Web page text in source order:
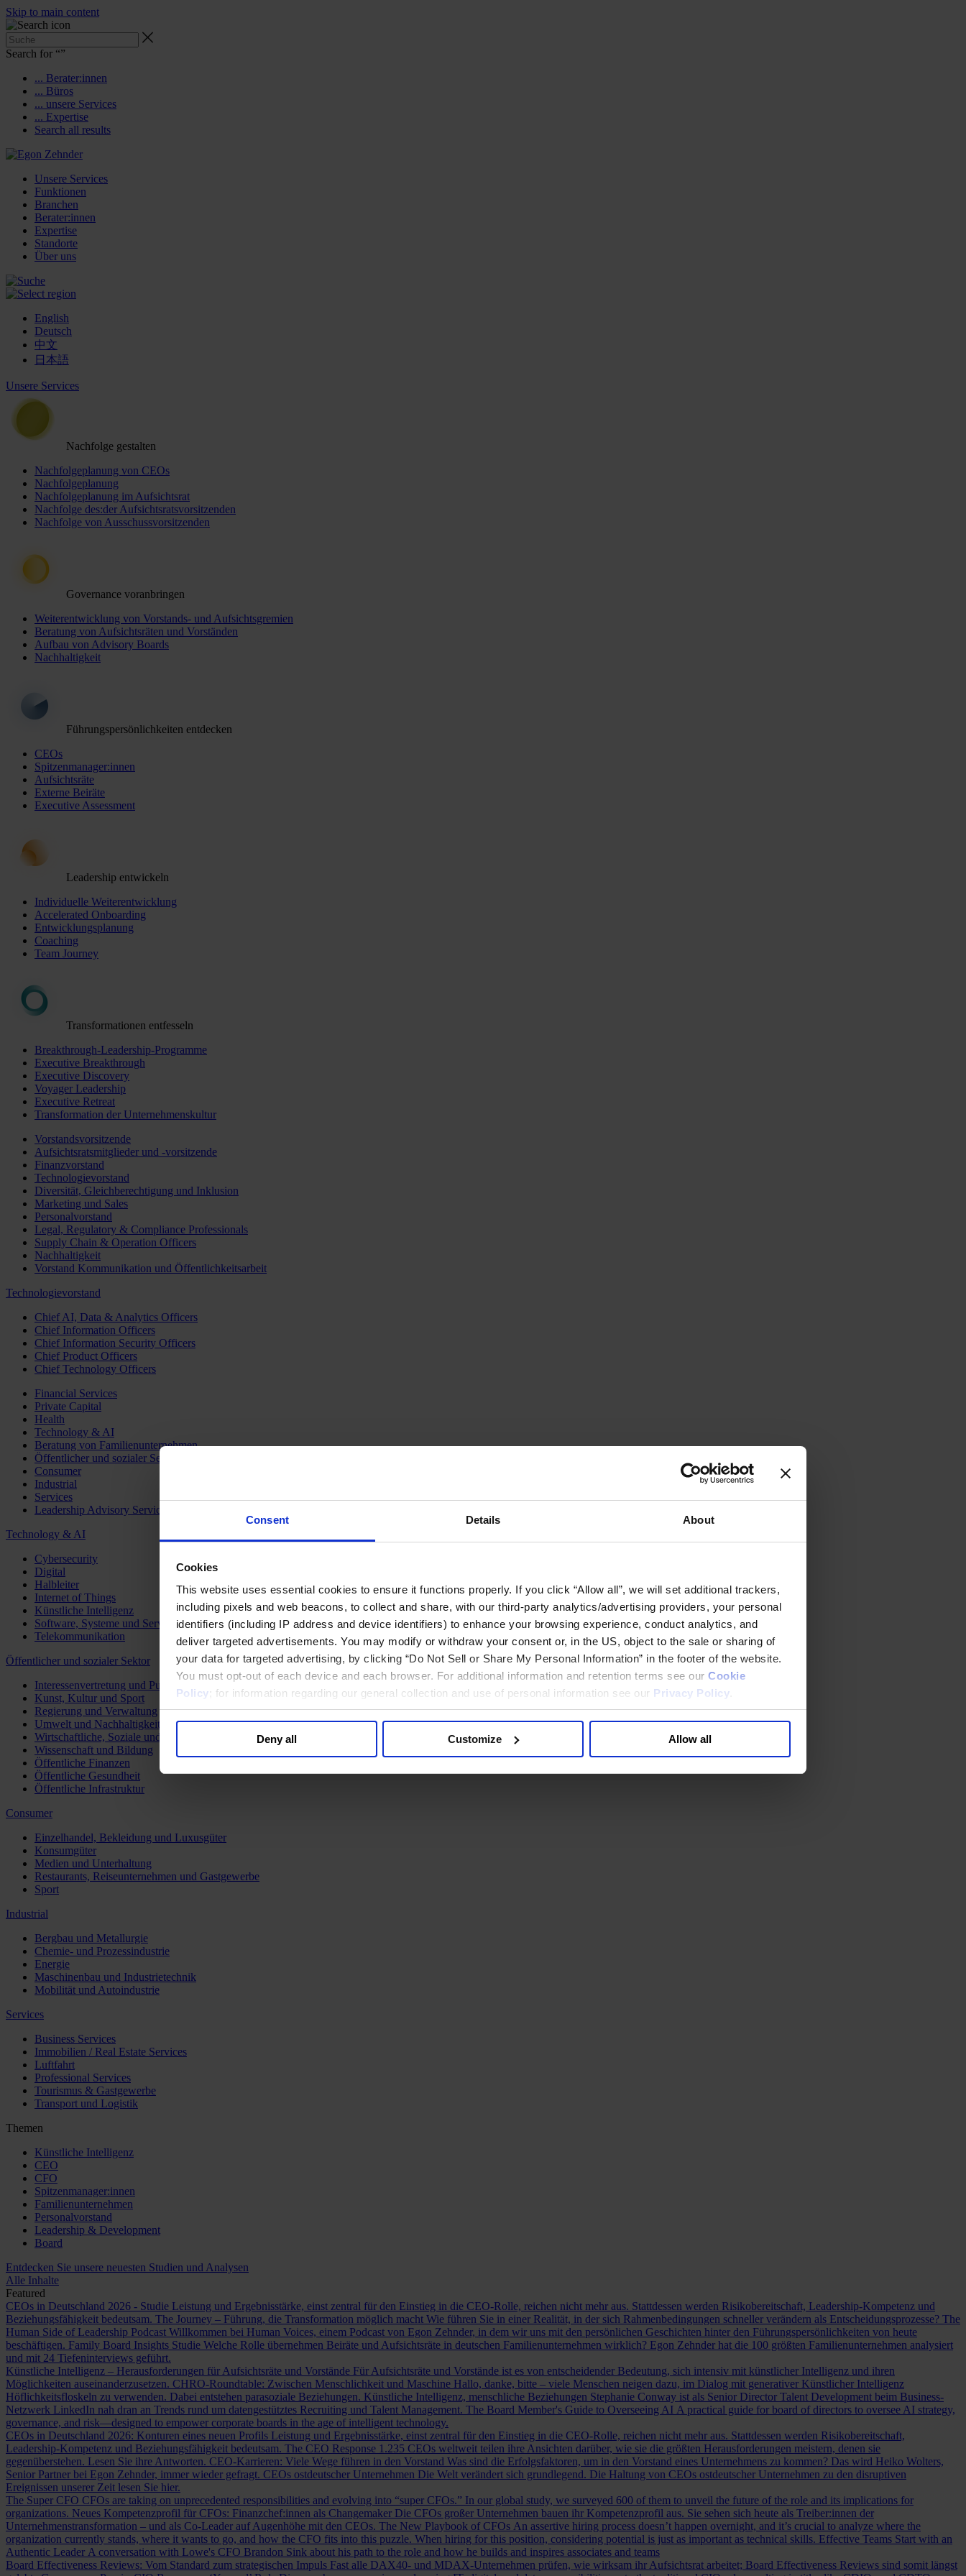
Consent Details About
Cookies
This website uses essential cookies to ensure it functions properly. If you click “Allow all”, we will set additional trackers,
including pixels and web beacons, to collect and share, with our third-party analytics/advertising providers, your personal
identifiers (including IP address and device identifiers) to enhance your browsing experience, conduct analytics, and
deliver targeted advertisements. You may modify or withdraw your consent or, in the US, object to the sale or sharing of
your data for targeted advertising, by clicking “Do Not Sell or Share My Personal Information” in the footer of the website.
You must opt-out of each device and each browser. For additional information and retention terms see our Cookie
Policy; for information regarding our general collection and use of personal information see our Privacy Policy
Deny all Customize Allow all
Skip to main content
Search for “”
... Berater:innen
... Büros
... unsere Services
... Expertise
Search all results
Unsere Services
Funktionen
Branchen
Berater:innen
Expertise
Standorte
Über uns
English
Deutsch
中文
日本語
Unsere Services
Nachfolge gestalten
Nachfolgeplanung von CEOs
Nachfolgeplanung
Nachfolgeplanung im Aufsichtsrat
Nachfolge des:der Aufsichtsratsvorsitzenden
Nachfolge von Ausschussvorsitzenden
Governance voranbringen
Weiterentwicklung von Vorstands- und Aufsichtsgremien
Beratung von Aufsichtsräten und Vorständen
Aufbau von Advisory Boards
Nachhaltigkeit
Führungspersönlichkeiten entdecken
CEOs
Spitzenmanager:innen
Aufsichtsräte
Externe Beiräte
Executive Assessment
Leadership entwickeln
Individuelle Weiterentwicklung
Accelerated Onboarding
Entwicklungsplanung
Coaching
Team Journey
Transformationen entfesseln
Breakthrough-Leadership-Programme
Executive Breakthrough
Executive Discovery
Voyager Leadership
Executive Retreat
Transformation der Unternehmenskultur
Vorstandsvorsitzende
Aufsichtsratsmitglieder und -vorsitzende
Finanzvorstand
Technologievorstand
Diversität, Gleichberechtigung und Inklusion
Marketing und Sales
Personalvorstand
Legal, Regulatory & Compliance Professionals
Supply Chain & Operation Officers
Nachhaltigkeit
Vorstand Kommunikation und Öffentlichkeitsarbeit
Technologievorstand
Chief AI, Data & Analytics Officers
Chief Information Officers
Chief Information Security Officers
Chief Product Officers
Chief Technology Officers
Financial Services
Private Capital
Health
Technology & AI
Beratung von Familienunternehmen
Öffentlicher und sozialer Sektor
Consumer
Industrial
Services
Leadership Advisory Services
Technology & AI
Cybersecurity
Digital
Halbleiter
Internet of Things
Künstliche Intelligenz
Software, Systeme und Services
Telekommunikation
Öffentlicher und sozialer Sektor
Interessenvertretung und Public Affairs
Kunst, Kultur und Sport
Regierung und Verwaltung
Umwelt und Nachhaltigkeit
Wirtschaftliche, Soziale und Humanitäre Entwicklung
Wissenschaft und Bildung
Öffentliche Finanzen
Öffentliche Gesundheit
Öffentliche Infrastruktur
Consumer
Einzelhandel, Bekleidung und Luxusgüter
Konsumgüter
Medien und Unterhaltung
Restaurants, Reiseunternehmen und Gastgewerbe
Sport
Industrial
Bergbau und Metallurgie
Chemie- und Prozessindustrie
Energie
Maschinenbau und Industrietechnik
Mobilität und Autoindustrie
Services
Business Services
Immobilien / Real Estate Services
Luftfahrt
Professional Services
Tourismus & Gastgewerbe
Transport und Logistik
Themen
Künstliche Intelligenz
CEO
CFO
Spitzenmanager:innen
Familienunternehmen
Personalvorstand
Leadership & Development
Board
Entdecken Sie unsere neuesten Studien und Analysen
Alle Inhalte
Featured
CEOs in Deutschland 2026 - Studie Leistung und Ergebnisstärke, einst zentral für den Einstieg in die CEO-Rolle, reichen nicht mehr aus. Stattdessen werden Risikobereitschaft, Leadership-Kompetenz und
Beziehungsfähigkeit bedeutsam. The Journey – Führung, die Transformation möglich macht Wie führen Sie in einer Realität, in der sich Rahmenbedingungen schneller verändern als Entscheidungsprozesse? The
Human Side of Leadership Podcast Willkommen bei Human Voices, einem Podcast von Egon Zehnder, in dem wir uns mit den persönlichen Geschichten hinter den Führungspersönlichkeiten von heute
beschäftigen. Family Board Insights Studie Welche Rolle übernehmen Beiräte und Aufsichtsräte in deutschen Familienunternehmen wirklich? Egon Zehnder hat die 100 größten Familienunternehmen analysiert
und mit 24 Tiefeninterviews geführt.
Künstliche Intelligenz – Herausforderungen für Aufsichtsräte und Vorstände Für Aufsichtsräte und Vorstände ist es von entscheidender Bedeutung, sich intensiv mit künstlicher Intelligenz und ihren
Möglichkeiten auseinanderzusetzen. CHRO-Roundtable: Zwischen Menschlichkeit und Maschine Hallo, danke, bitte – viele Menschen neigen dazu, im Dialog mit generativer Künstlicher Intelligenz
Höflichkeitsfloskeln zu verwenden. Dabei entstehen parasoziale Beziehungen. Künstliche Intelligenz, menschliche Beziehungen Stephanie Conway ist als Senior Director Talent Development beim Business-
Netzwerk LinkedIn nah dran an Trends rund um datengestütztes Recruiting und Talent Management. The Board Member's Guide to Overseeing AI A practical guide for board of directors to oversee AI strategy,
governance, and risk—designed to empower corporate boards in the age of intelligent technology.
CEOs in Deutschland 2026: Konturen eines neuen Profils Leistung und Ergebnisstärke, einst zentral für den Einstieg in die CEO-Rolle, reichen nicht mehr aus. Stattdessen werden Risikobereitschaft,
Leadership-Kompetenz und Beziehungsfähigkeit bedeutsam. The CEO Response 1.235 CEOs weltweit teilen ihre Ansichten darüber, wie sie die größten Herausforderungen meistern, denen sie
gegenüberstehen. Lesen Sie ihre Antworten. CEO-Karrieren: Viele Wege führen in den Vorstand Was sind die Erfolgsfaktoren, um in den Vorstand eines Unternehmens zu kommen? Das wird Heiko Wolters,
Senior Partner bei Egon Zehnder, immer wieder gefragt. CEOs ostdeutscher Unternehmen Die Welt verändert sich grundlegend. Die Haltung von CEOs ostdeutscher Unternehmen zu den disruptiven
Ereignissen unserer Zeit lesen Sie hier.
The Super CFO CFOs are taking on unprecedented responsibilities and evolving into “super CFOs.” In our global study, we surveyed 600 of them to unveil the future of the role and its implications for
organizations. Neues Kompetenzprofil für CFOs: Finanzchef:innen als Changemaker Die CFOs großer Unternehmen bauen ihr Kompetenzprofil aus. Sie sehen sich heute als Treiber:innen der
Unternehmenstransformation – und als Co-Leader auf Augenhöhe mit den CEOs. The New Playbook of CFOs An assertive hiring process doesn’t happen overnight, and it’s crucial to analyze where the
organization currently stands, where it wants to go, and how the CFO fits into this puzzle. When hiring for this position, considering potential is just as important as technical skills. Effective Teams Start with an
Authentic Leader A conversation with Lowe's CFO Brandon Sink about his path to the role and how he builds and inspires associates and teams
Board Effectiveness Reviews: Vom Standard zum strategischen Impuls Fast alle DAX40- und MDAX-Unternehmen prüfen, wie wirksam ihr Aufsichtsrat arbeitet; Board Effectiveness Reviews sind somit längst